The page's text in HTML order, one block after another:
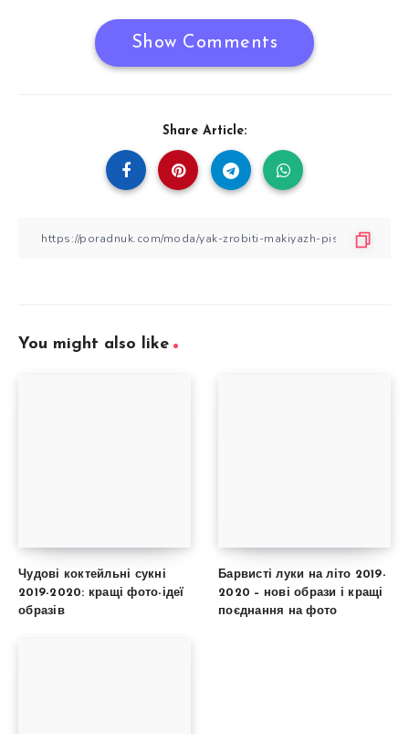
Show Comments
Share Article:
You might also like
Чудові коктейльні сукні
2019-2020: кращі фото-ідеї
образів
Барвисті луки на літо 2019-
2020 – нові образи і кращі
поєднання на фото